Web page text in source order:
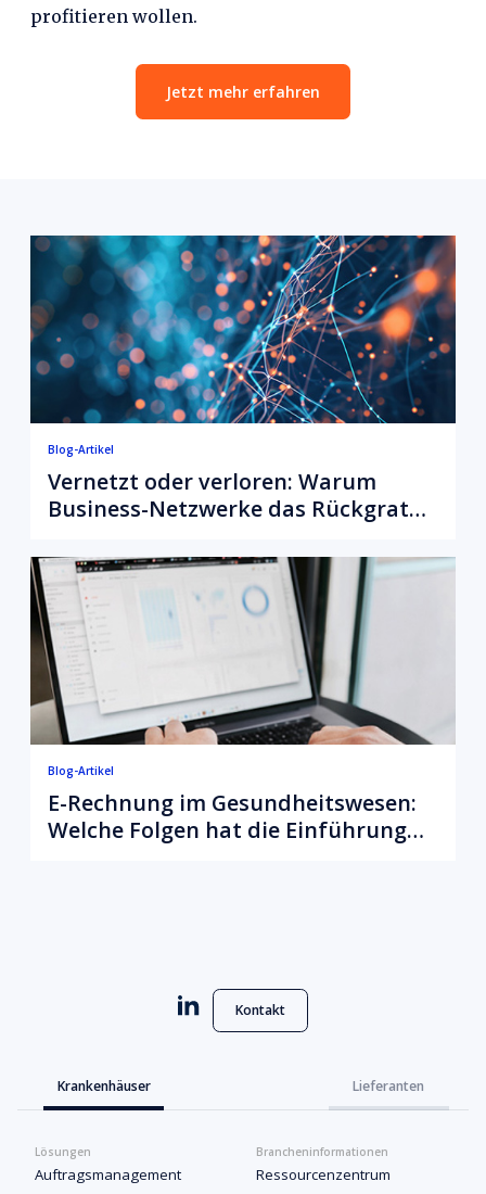
profitieren wollen.
Jetzt mehr erfahren
Blog-Artikel
Vernetzt oder verloren: Warum
Business-Netzwerke das Rückgrat
sind
Blog-Artikel
E-Rechnung im Gesundheitswesen:
Welche Folgen hat die Einführung
Kontakt
Krankenhäuser Lieferanten
Lösungen
Auftragsmanagement
Brancheninformationen
Ressourcenzentrum